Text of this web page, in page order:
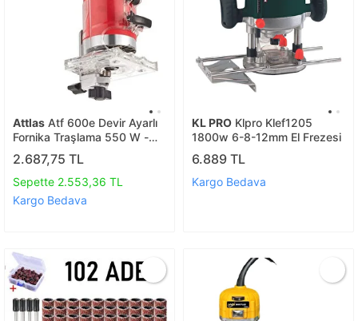
Attlas Atf 600e Devir Ayarlı
Fornika Traşlama 550 W -
A0106074
2.687,75 TL
Sepette 2.553,36 TL
Kargo Bedava
KL PRO Klpro Klef1205
1800w 6-8-12mm El Frezesi
6.889 TL
Kargo Bedava